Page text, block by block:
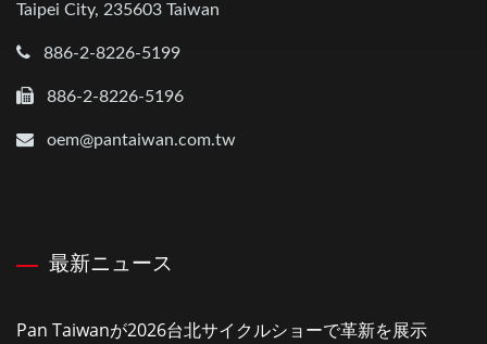
Taipei City, 235603 Taiwan
886-2-8226-5199
886-2-8226-5196
oem@pantaiwan.com.tw
最新ニュース
Pan Taiwanが2026台北サイクルショーで革新を展示